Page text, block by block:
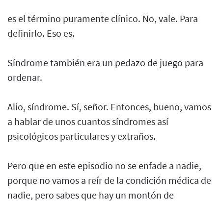
es el término puramente clínico. No, vale. Para
definirlo. Eso es.
Síndrome también era un pedazo de juego para
ordenar.
Alio, síndrome. Sí, señor. Entonces, bueno, vamos
a hablar de unos cuantos síndromes así
psicológicos particulares y extraños.
Pero que en este episodio no se enfade a nadie,
porque no vamos a reír de la condición médica de
nadie, pero sabes que hay un montón de